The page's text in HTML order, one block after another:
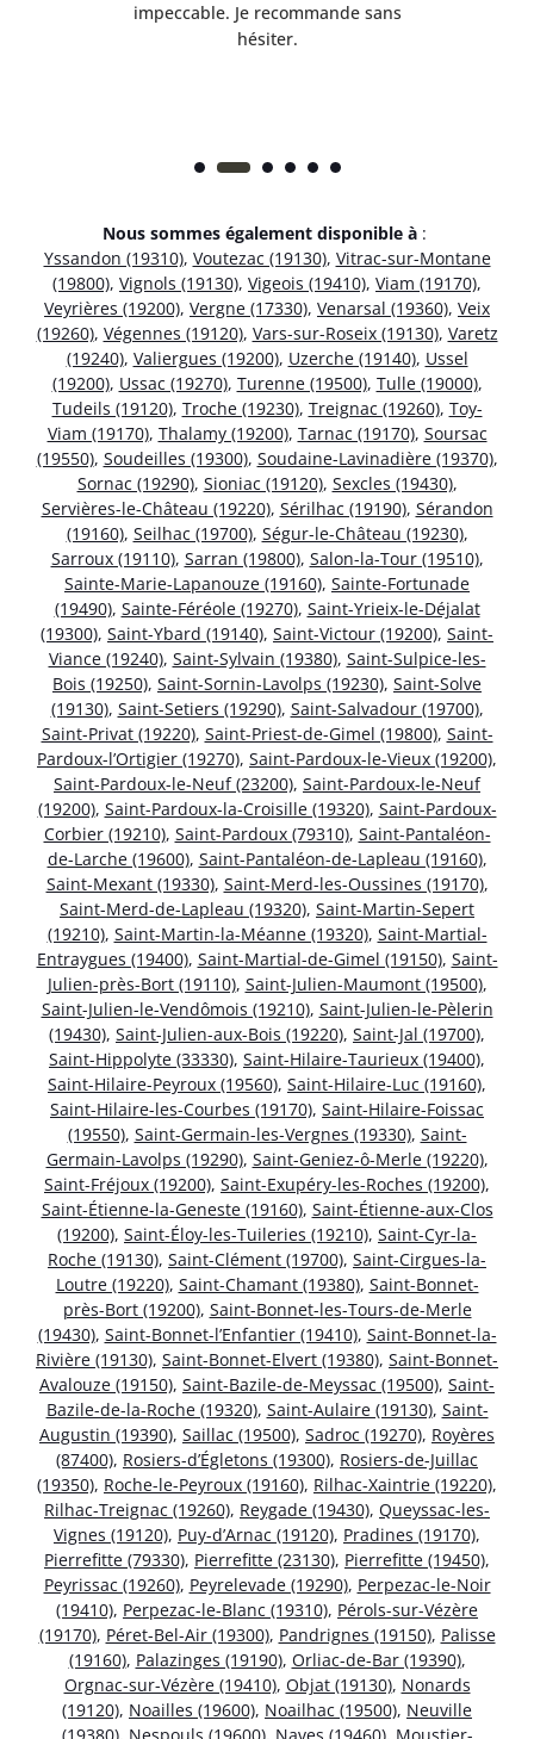
impeccable. Je recommande sans
hésiter.
Nous sommes également disponible à :
Yssandon (19310), Voutezac (19130), Vitrac-sur-Montane
(19800), Vignols (19130), Vigeois (19410), Viam (19170),
Veyrières (19200), Vergne (17330), Venarsal (19360), Veix
(19260), Végennes (19120), Vars-sur-Roseix (19130), Varetz
(19240), Valiergues (19200), Uzerche (19140), Ussel
(19200), Ussac (19270), Turenne (19500), Tulle (19000),
Tudeils (19120), Troche (19230), Treignac (19260), Toy-
Viam (19170), Thalamy (19200), Tarnac (19170), Soursac
(19550), Soudeilles (19300), Soudaine-Lavinadière (19370),
Sornac (19290), Sioniac (19120), Sexcles (19430),
Servières-le-Château (19220), Sérilhac (19190), Sérandon
(19160), Seilhac (19700), Ségur-le-Château (19230),
Sarroux (19110), Sarran (19800), Salon-la-Tour (19510),
Sainte-Marie-Lapanouze (19160), Sainte-Fortunade
(19490), Sainte-Féréole (19270), Saint-Yrieix-le-Déjalat
(19300), Saint-Ybard (19140), Saint-Victour (19200), Saint-
Viance (19240), Saint-Sylvain (19380), Saint-Sulpice-les-
Bois (19250), Saint-Sornin-Lavolps (19230), Saint-Solve
(19130), Saint-Setiers (19290), Saint-Salvadour (19700),
Saint-Privat (19220), Saint-Priest-de-Gimel (19800), Saint-
Pardoux-l’Ortigier (19270), Saint-Pardoux-le-Vieux (19200),
Saint-Pardoux-le-Neuf (23200), Saint-Pardoux-le-Neuf
(19200), Saint-Pardoux-la-Croisille (19320), Saint-Pardoux-
Corbier (19210), Saint-Pardoux (79310), Saint-Pantaléon-
de-Larche (19600), Saint-Pantaléon-de-Lapleau (19160),
Saint-Mexant (19330), Saint-Merd-les-Oussines (19170),
Saint-Merd-de-Lapleau (19320), Saint-Martin-Sepert
(19210), Saint-Martin-la-Méanne (19320), Saint-Martial-
Entraygues (19400), Saint-Martial-de-Gimel (19150), Saint-
Julien-près-Bort (19110), Saint-Julien-Maumont (19500),
Saint-Julien-le-Vendômois (19210), Saint-Julien-le-Pèlerin
(19430), Saint-Julien-aux-Bois (19220), Saint-Jal (19700),
Saint-Hippolyte (33330), Saint-Hilaire-Taurieux (19400),
Saint-Hilaire-Peyroux (19560), Saint-Hilaire-Luc (19160),
Saint-Hilaire-les-Courbes (19170), Saint-Hilaire-Foissac
(19550), Saint-Germain-les-Vergnes (19330), Saint-
Germain-Lavolps (19290), Saint-Geniez-ô-Merle (19220),
Saint-Fréjoux (19200), Saint-Exupéry-les-Roches (19200),
Saint-Étienne-la-Geneste (19160), Saint-Étienne-aux-Clos
(19200), Saint-Éloy-les-Tuileries (19210), Saint-Cyr-la-
Roche (19130), Saint-Clément (19700), Saint-Cirgues-la-
Loutre (19220), Saint-Chamant (19380), Saint-Bonnet-
près-Bort (19200), Saint-Bonnet-les-Tours-de-Merle
(19430), Saint-Bonnet-l’Enfantier (19410), Saint-Bonnet-la-
Rivière (19130), Saint-Bonnet-Elvert (19380), Saint-Bonnet-
Avalouze (19150), Saint-Bazile-de-Meyssac (19500), Saint-
Bazile-de-la-Roche (19320), Saint-Aulaire (19130), Saint-
Augustin (19390), Saillac (19500), Sadroc (19270), Royères
(87400), Rosiers-d’Égletons (19300), Rosiers-de-Juillac
(19350), Roche-le-Peyroux (19160), Rilhac-Xaintrie (19220),
Rilhac-Treignac (19260), Reygade (19430), Queyssac-les-
Vignes (19120), Puy-d’Arnac (19120), Pradines (19170),
Pierrefitte (79330), Pierrefitte (23130), Pierrefitte (19450),
Peyrissac (19260), Peyrelevade (19290), Perpezac-le-Noir
(19410), Perpezac-le-Blanc (19310), Pérols-sur-Vézère
(19170), Péret-Bel-Air (19300), Pandrignes (19150), Palisse
(19160), Palazinges (19190), Orliac-de-Bar (19390),
Orgnac-sur-Vézère (19410), Objat (19130), Nonards
(19120), Noailles (19600), Noailhac (19500), Neuville
(19380), Nespouls (19600), Naves (19460), Moustier-